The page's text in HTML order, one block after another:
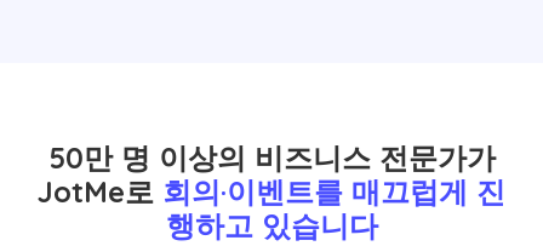
50만 명 이상의 비즈니스 전문가가
JotMe로 회의·이벤트를 매끄럽게 진
행하고 있습니다